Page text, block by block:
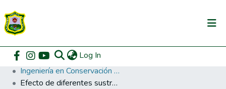
Log In
Communities & Collections
All of DSpace
Home Pregrado
Ingeniería en Conservación de Suelos y Agua
Efecto de diferentes sustratos en el crecimiento de pino chuncho (Schizolobium amazonicum Huber ex Ducke), en el sector de Naranjillo - Tingo María.